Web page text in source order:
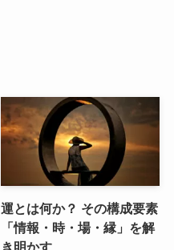
運とは何か？ その構成要素
「情報・時・場・縁」を解
き明かす